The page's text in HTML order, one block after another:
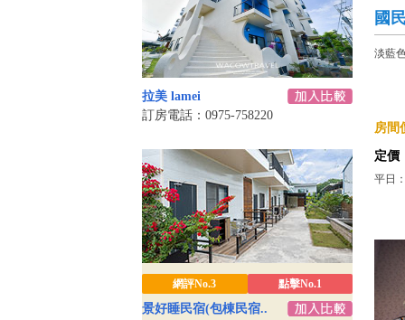
拉美 lamei
訂房電話：0975-758220
網評No.3 點擊No.1
景好睡民宿(包棟民宿..
國
淡藍
房間
定價
平日